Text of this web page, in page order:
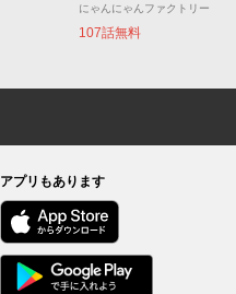
にゃんにゃんファクトリー
107話無料
アプリもあります